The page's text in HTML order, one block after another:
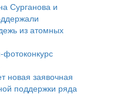
Сурганова и
из атомных
новая заявочная
поддержки ряда